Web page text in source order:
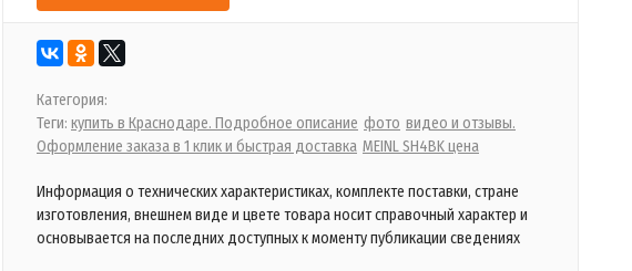
Категория:
Теги: купить в Краснодаре. Подробное описание фото видео и отзывы.
Оформление заказа в 1 клик и быстрая доставка MEINL SH4BK цена
Информация о технических характеристиках, комплекте поставки, стране
изготовления, внешнем виде и цвете товара носит справочный характер и
основывается на последних доступных к моменту публикации сведениях